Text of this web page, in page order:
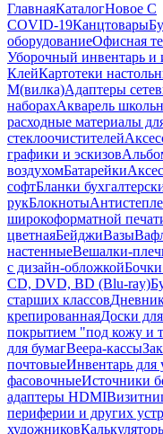
ГлавнаяКаталогНовое С
COVID-19Канцтовары
оборудованиеОфисная
Уборочный инвентарь и
КлейКартотеки
M(вилка)Адаптеры
наборахАкварель
расходные материалы
стеклоочистителей
графики и эскизов
воздухомБатарейки
софтБланки
рукБлокноты
широкоформатной
цветнаяБейджиВазы
настенныеВешалки-
с дизайн-обложкой
CD, DVD, BD (Blu-ray)
старших классов
крепированнаяДоски
покрытием "под кожу и
для бумагВеера-кассы
почтовыеИнвентарь для
фасовочныеИсточники
адаптеры HDMI
периферии и других
художников